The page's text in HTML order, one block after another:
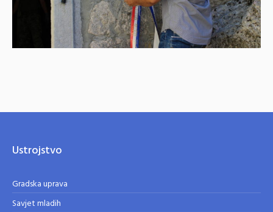
Ustrojstvo
Gradska uprava
Savjet mladih